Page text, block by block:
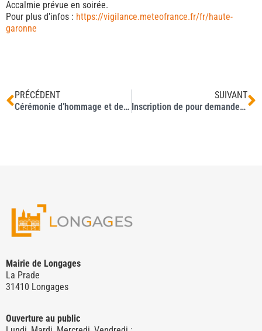
Accalmie prévue en soirée.
Pour plus d’infos : https://vigilance.meteofrance.fr/fr/haute-
garonne
PRÉCÉDENT
Cérémonie d’hommage et de mémoire du 8 mai
SUIVANT
Inscription de pour demande d’emplacement pour le marché de Naturôlacs
Mairie de Longages
La Prade
31410 Longages
Ouverture au public